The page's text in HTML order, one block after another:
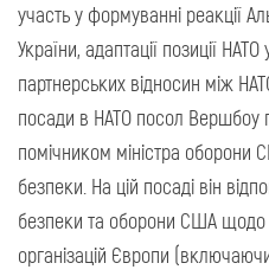
участь у формуванні реакції
України, адаптації позиції
партнерських відносин між
посади в НАТО посол Вершбоу
помічником міністра оборони
безпеки. На цій посаді він
безпеки та оборони США щодо
організацій Європи